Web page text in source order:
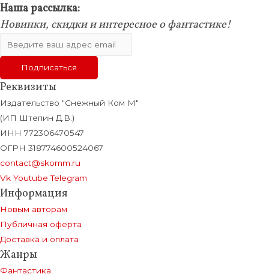
Наша рассылка:
Новинки, скидки и интересное о фантастике!
Реквизиты
Издательство "Снежный Ком М"
(ИП Штепин Д.В.)
ИНН 772306470547
ОГРН 318774600524067
contact@skomm.ru
Vk Youtube Telegram
Информация
Новым авторам
Публичная оферта
Доставка и оплата
Жанры
Фантастика